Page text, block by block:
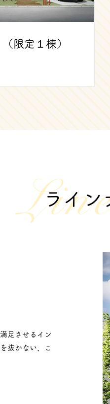
限定１棟）
ライン
足させるイン
抜かない、こ